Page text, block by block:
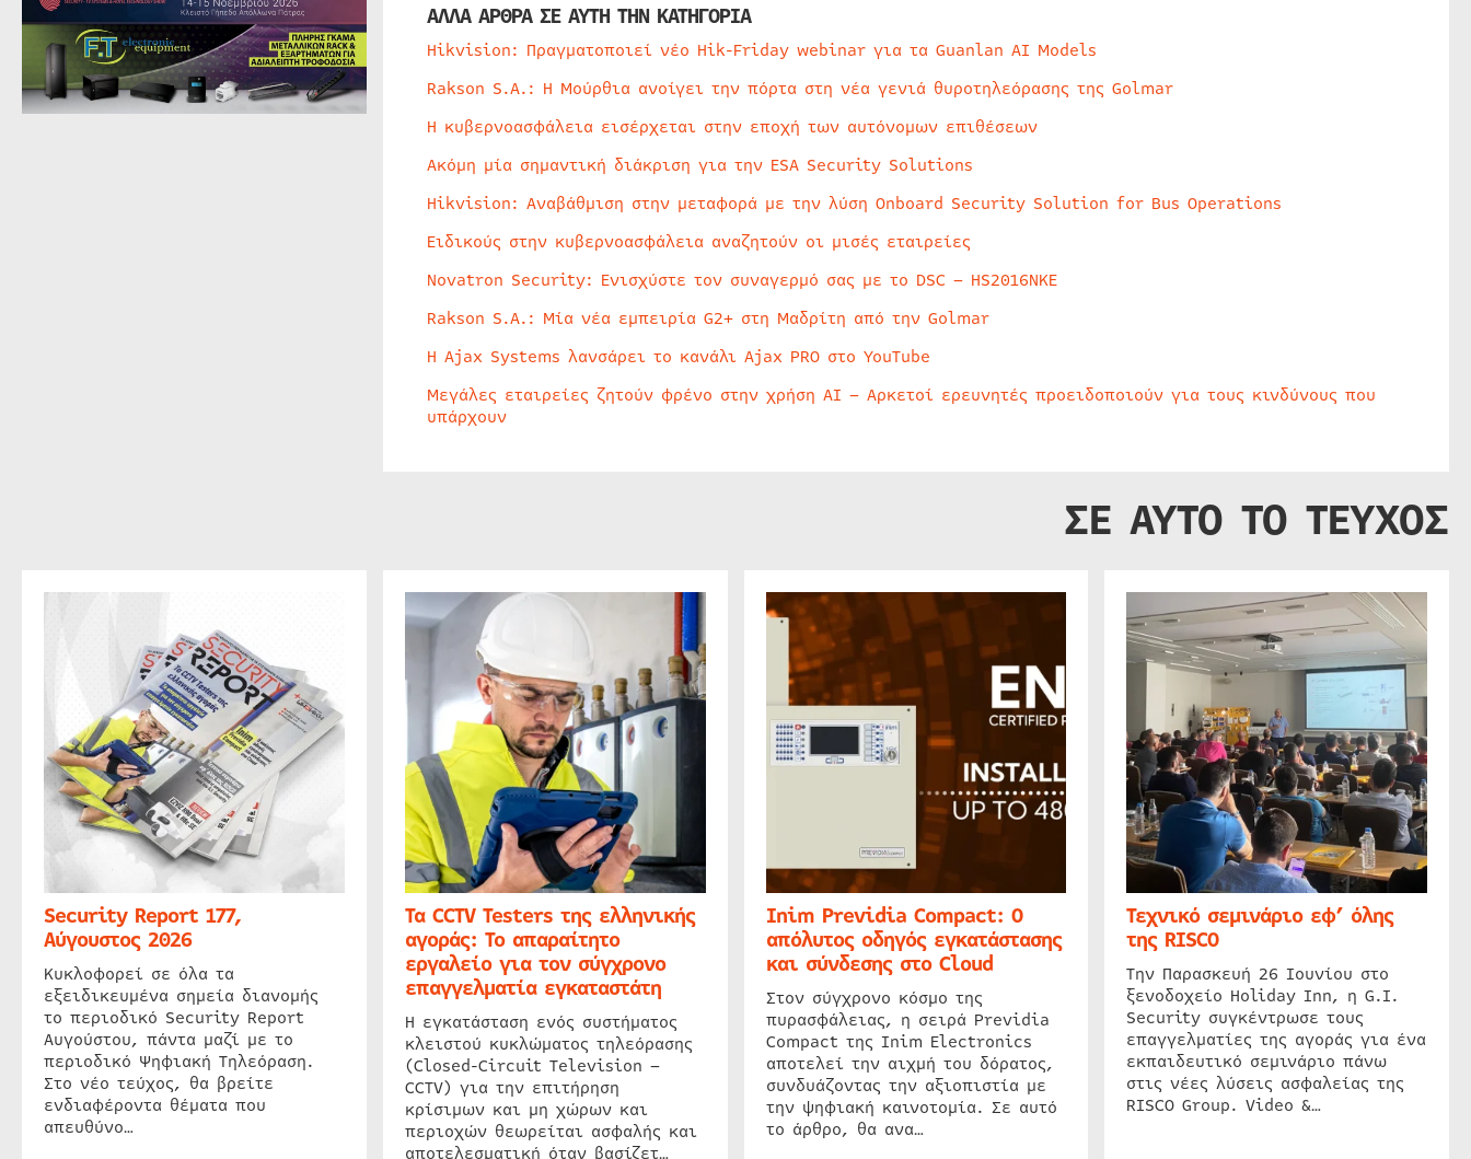
ΑΛΛΑ ΑΡΘΡΑ ΣΕ ΑΥΤΗ ΤΗΝ ΚΑΤΗΓΟΡΙΑ
Hikvision: Πραγματοποιεί νέο Hik-Friday webinar για τα Guanlan AI Models
Rakson S.A.: Η Μούρθια ανοίγει την πόρτα στη νέα γενιά θυροτηλεόρασης της Golmar
Η κυβερνοασφάλεια εισέρχεται στην εποχή των αυτόνομων επιθέσεων
Ακόμη μία σημαντική διάκριση για την ESA Security Solutions
Hikvision: Αναβάθμιση στην μεταφορά με την λύση Onboard Security Solution for Bus Operations
Ειδικούς στην κυβερνοασφάλεια αναζητούν οι μισές εταιρείες
Novatron Security: Ενισχύστε τον συναγερμό σας με το DSC – HS2016NKE
Rakson S.A.: Μία νέα εμπειρία G2+ στη Μαδρίτη από την Golmar
Η Ajax Systems λανσάρει το κανάλι Ajax PRO στο YouTube
Μεγάλες εταιρείες ζητούν φρένο στην χρήση AI – Αρκετοί ερευνητές προειδοποιούν για τους κινδύνους που
υπάρχουν
ΣΕ ΑΥΤΟ ΤΟ ΤΕΥΧΟΣ
Security Report 177,
Αύγουστος 2026
Κυκλοφορεί σε όλα τα
εξειδικευμένα σημεία διανομής
το περιοδικό Security Report
Αυγούστου, πάντα μαζί με το
περιοδικό Ψηφιακή Τηλεόραση.
Στο νέο τεύχος, θα βρείτε
ενδιαφέροντα θέματα που
απευθύνο…
Τα CCTV Testers της ελληνικής
αγοράς: Το απαραίτητο
εργαλείο για τον σύγχρονο
επαγγελματία εγκαταστάτη
Η εγκατάσταση ενός συστήματος
κλειστού κυκλώματος τηλεόρασης
(Closed-Circuit Television –
CCTV) για την επιτήρηση
κρίσιμων και μη χώρων και
περιοχών θεωρείται ασφαλής και
αποτελεσματική όταν βασίζετ…
Inim Previdia Compact: Ο
απόλυτος οδηγός εγκατάστασης
και σύνδεσης στο Cloud
Στον σύγχρονο κόσμο της
πυρασφάλειας, η σειρά Previdia
Compact της Inim Electronics
αποτελεί την αιχμή του δόρατος,
συνδυάζοντας την αξιοπιστία με
την ψηφιακή καινοτομία. Σε αυτό
το άρθρο, θα ανα…
Τεχνικό σεμινάριο εφ’ όλης
της RISCO
Την Παρασκευή 26 Ιουνίου στο
ξενοδοχείο Holiday Inn, η G.I.
Security συγκέντρωσε τους
επαγγελματίες της αγοράς για ένα
εκπαιδευτικό σεμινάριο πάνω
στις νέες λύσεις ασφαλείας της
RISCO Group. Video &…